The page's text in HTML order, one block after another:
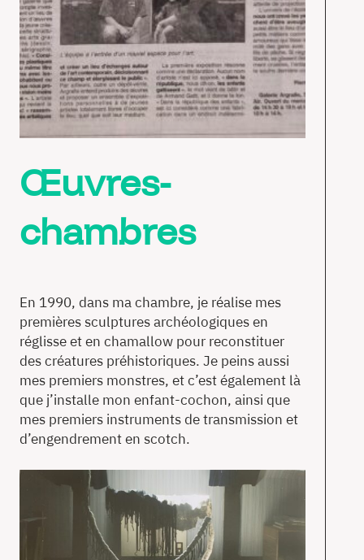
Œuvres-
chambres
En 1990, dans ma chambre, je réalise mes
premières sculptures archéologiques en
réglisse et en chamallow pour reconstituer
des créatures préhistoriques. Je peins aussi
mes premiers monstres, et c’est également là
que j’installe mon enfant-cochon, ainsi que
mes premiers instruments de transmission et
d’engendrement en scotch.